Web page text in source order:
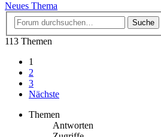
Neues Thema
Suche
113 Themen
1
2
3
Nächste
Themen
Antworten